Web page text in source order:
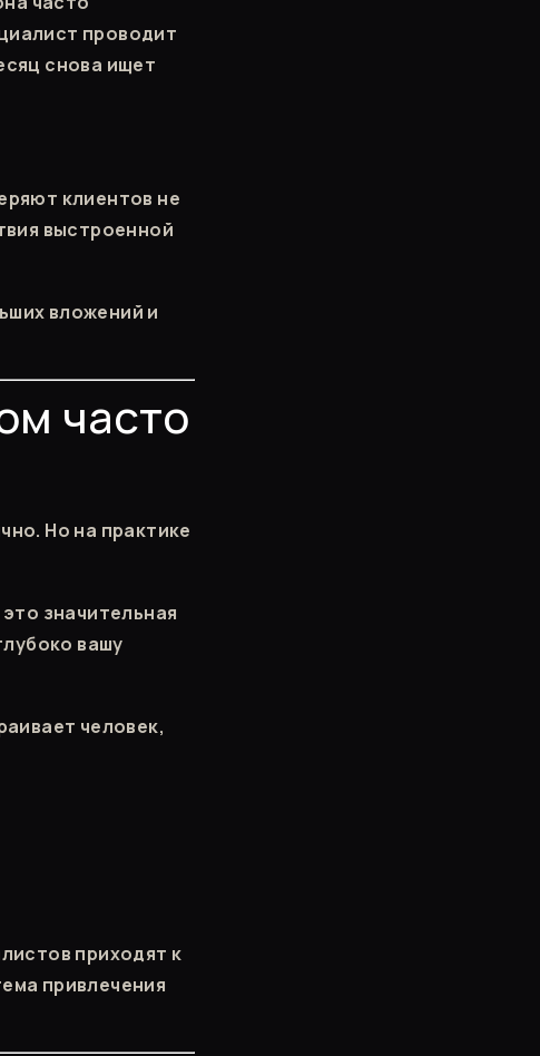
проводит
снова ищет
клиентов не
выстроенной
вложений и
часто
Но на практике
значительная
вашу
человек,
приходят к
привлечения